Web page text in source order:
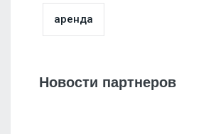
аренда
Новости партнеров